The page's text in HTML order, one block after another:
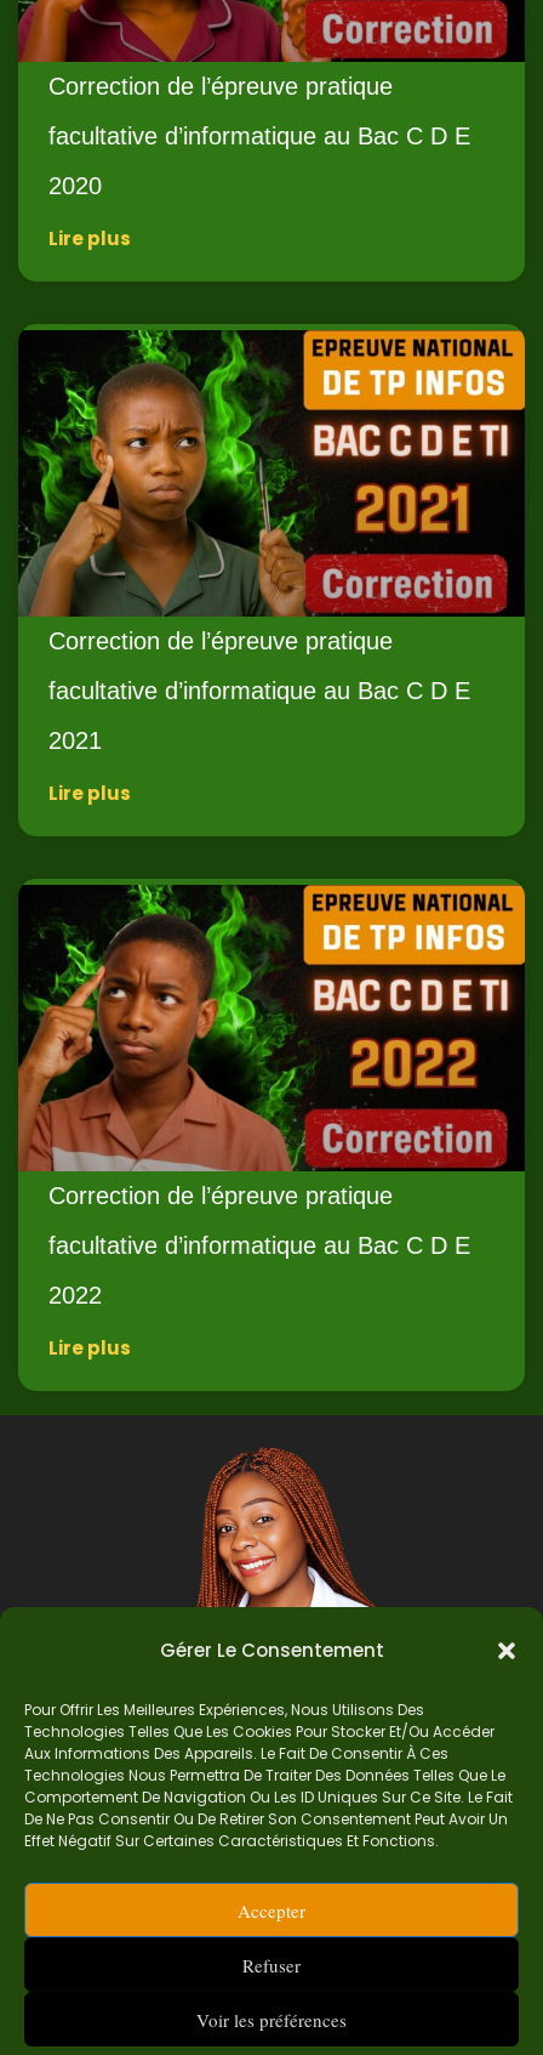
Gérer Le Consentement
Pour Offrir Les Meilleures Expériences, Nous Utilisons Des
Technologies Telles Que Les Cookies Pour Stocker Et/ou Accéder
Aux Informations Des Appareils. Le Fait De Consentir À Ces
Technologies Nous Permettra De Traiter Des Données Telles Que Le
Comportement De Navigation Ou Les ID Uniques Sur Ce Site. Le Fait
De Ne Pas Consentir Ou De Retirer Son Consentement Peut Avoir Un
Effet Négatif Sur Certaines Caractéristiques Et Fonctions.
Accepter
Refuser
Voir les préférences
Correction de l’épreuve pratique
facultative d’informatique au Bac C D E
2020
Lire plus
Correction de l’épreuve pratique
facultative d’informatique au Bac C D E
2021
Lire plus
Correction de l’épreuve pratique
facultative d’informatique au Bac C D E
2022
Lire plus
Auteur
Je suis Madame Mba, une enseignante certifiée
mes épreuves, documents mathématiques,
astuces et conseils pour t’aider à comprendre,
468 359